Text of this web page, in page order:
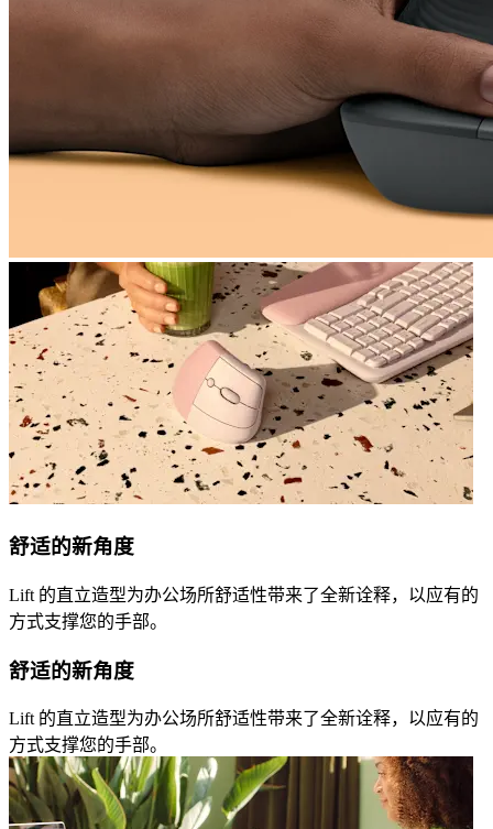
舒适的新角度
Lift 的直立造型为办公场所舒适性带来了全新诠释，以应有的
方式支撑您的手部。
舒适的新角度
Lift 的直立造型为办公场所舒适性带来了全新诠释，以应有的
方式支撑您的手部。